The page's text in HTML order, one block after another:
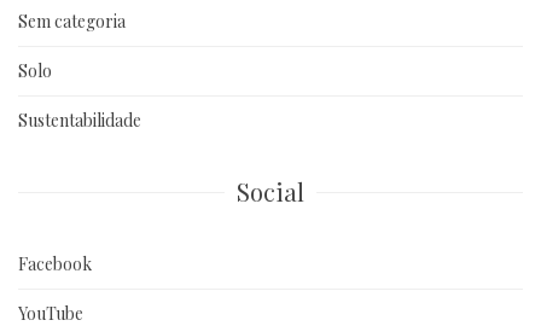
Sem categoria
Solo
Sustentabilidade
Social
Facebook
YouTube